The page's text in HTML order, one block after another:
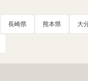
長崎県 熊本県 大